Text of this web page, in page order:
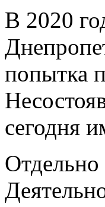
В 2020
попытка
сегодня